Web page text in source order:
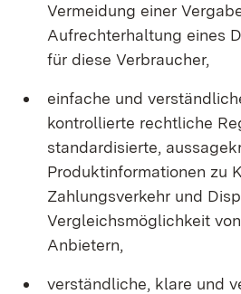
Vermeidung einer
Aufrechterhaltung eines
für diese Verbraucher,
einfache und
kontrollierte rechtliche
standardisierte,
Produktinformationen zu
Zahlungsverkehr und
Vergleichsmöglichkeit
Anbietern,
verständliche, klare und